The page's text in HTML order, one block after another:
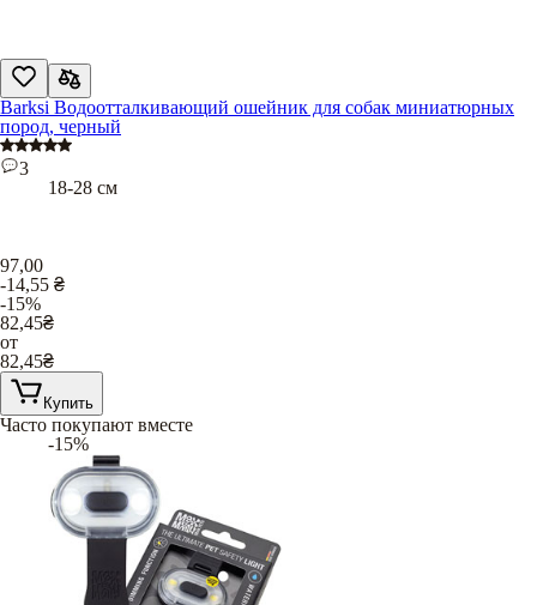
Barksi Водоотталкивающий ошейник для собак миниатюрных
пород, черный
3
18-28 см
97,00
-14,55 ₴
-15%
82,45₴
от
82,45₴
Купить
Часто покупают вместе
-15%